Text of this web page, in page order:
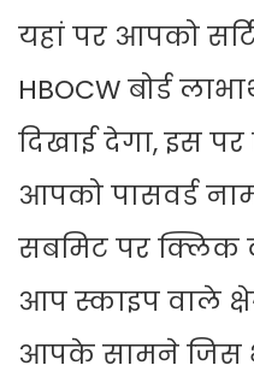
यहां पर आपको
HBOCW बोर्ड
दिखाई देगा, इस
आपको पासवर्ड
सबमिट पर क्लिक
आप स्काइप वाले
आपके सामने जिस